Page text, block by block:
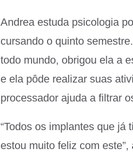
Andrea estuda psicologia
cursando o quinto
todo mundo, obrigou ela a
e ela pôde realizar suas
processador ajuda a filtrar
“Todos os implantes que já
estou muito feliz com